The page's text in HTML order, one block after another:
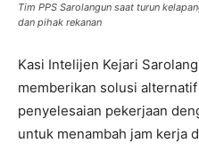
Tim PPS Sarolangun saat turun
dan pihak rekanan
Kasi Intelijen Kejari
memberikan solusi
penyelesaian pekerjaan
untuk menambah jam kerja